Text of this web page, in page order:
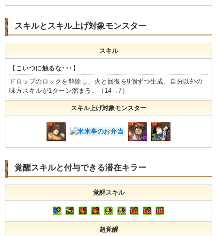
スキルとスキル上げ対象モンスター
スキル
【 こいつに触るな･･･ 】
ドロップのロックを解除し、火と回復を9個ずつ生成。自分以外の
味方スキルが1ターン溜まる。（14→7）
スキル上げ対象モンスター
覚醒スキルと付与できる潜在キラー
覚醒スキル
超覚醒